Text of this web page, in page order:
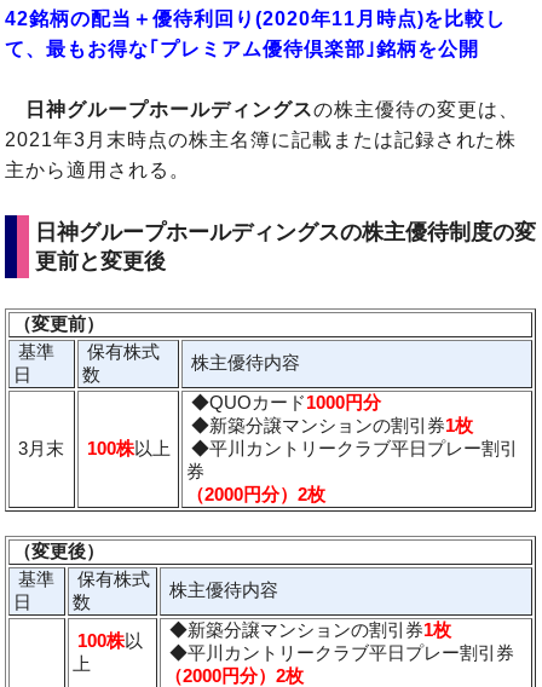
42銘柄の配当＋優待利回り(2020年11月時点)を比較し
て、最もお得な｢プレミアム優待倶楽部｣銘柄を公開
日神グループホールディングスの株主優待の変更は、
2021年3月末時点の株主名簿に記載または記録された株
主から適用される。
日神グループホールディングスの株主優待制度の変
更前と変更後
（変更前）
基準
日
保有株式
数
株主優待内容
3月末 100株以上
◆QUOカード1000円分
◆新築分譲マンションの割引券1枚
◆平川カントリークラブ平日プレー割引
券
（2000円分）2枚
（変更後）
基準
日
保有株式
数
株主優待内容
100株以
上
◆新築分譲マンションの割引券1枚
◆平川カントリークラブ平日プレー割引券
（2000円分）2枚